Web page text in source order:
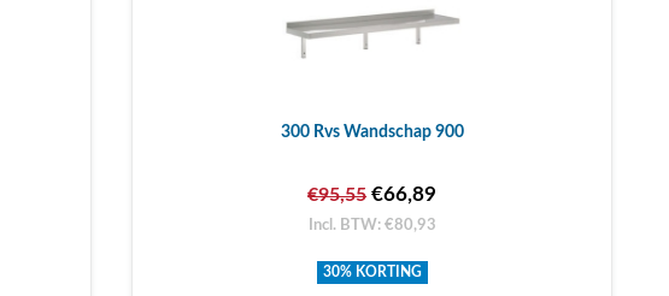
300 Rvs Wandschap 900
€95,55€66,89
Incl. BTW: €80,93
30% KORTING